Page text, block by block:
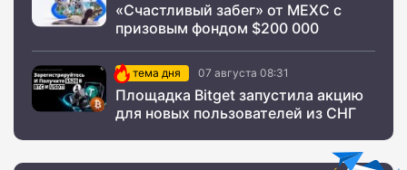
«Счастливый забег» от MEXC с
призовым фондом $200 000
тема дня 07 августа 08:31
Площадка Bitget запустила акцию
для новых пользователей из СНГ